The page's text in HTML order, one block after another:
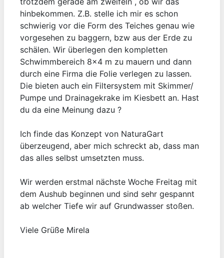
hinbekommen. Z.B. stelle ich mir es schon
schwierig vor die Form des Teiches genau wie
vorgesehen zu baggern, bzw aus der Erde zu
schälen. Wir überlegen den kompletten
Schwimmbereich 8x4 m zu mauern und dann
durch eine Firma die Folie verlegen zu lassen.
Die bieten auch ein Filtersystem mit Skimmer/
Pumpe und Drainagekrake im Kiesbett an. Hast
du da eine Meinung dazu ?
Ich finde das Konzept von NaturaGart
überzeugend, aber mich schreckt ab, dass man
das alles selbst umsetzten muss.
Wir werden erstmal nächste Woche Freitag mit
dem Aushub beginnen und sind sehr gespannt
ab welcher Tiefe wir auf Grundwasser stoßen.
Viele Grüße Mirela